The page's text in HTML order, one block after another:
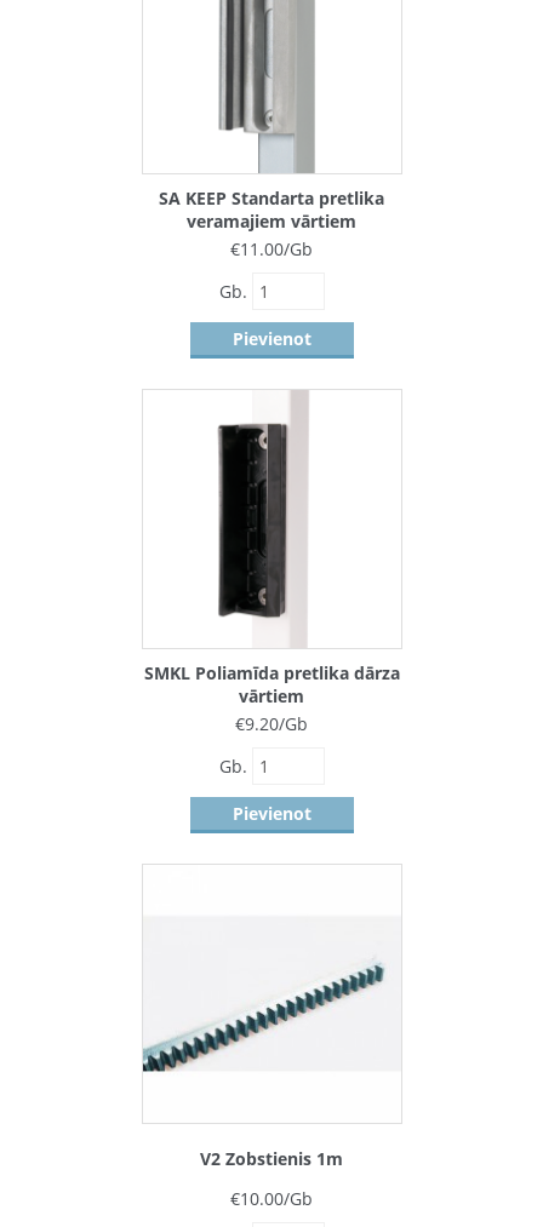
SA KEEP Standarta pretlika
veramajiem vārtiem
€11.00/Gb
Gb.
Pievienot
SMKL Poliamīda pretlika dārza
vārtiem
€9.20/Gb
Gb.
Pievienot
V2 Zobstienis 1m
€10.00/Gb